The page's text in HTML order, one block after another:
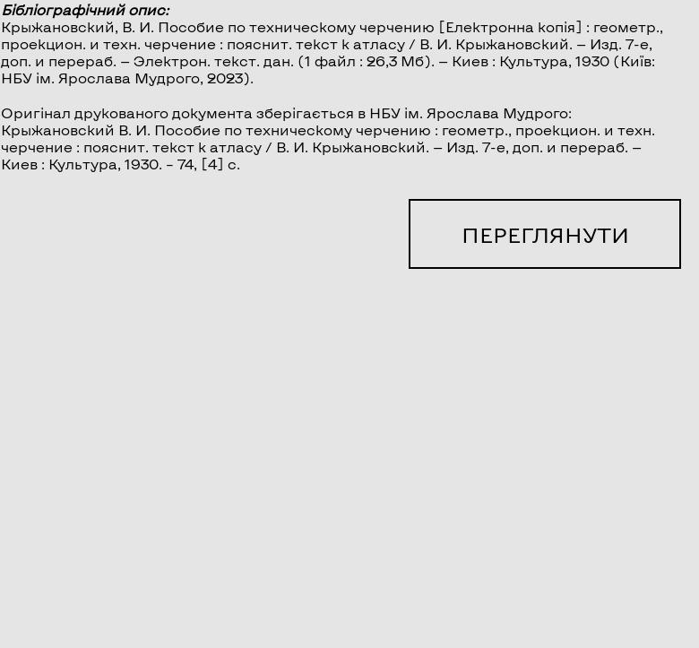
Бібліографічний опис:
Крыжановский, В. И. Пособие по техническому черчению [Електронна копія] : геометр.,
проекцион. и техн. черчение : пояснит. текст к атласу / В. И. Крыжановский. — Изд. 7-е,
доп. и перераб. — Электрон. текст. дан. (1 файл : 26,3 Мб). — Киев : Культура, 1930 (Київ:
НБУ ім. Ярослава Мудрого, 2023).
Оригінал друкованого документа зберігається в НБУ ім. Ярослава Мудрого:
Крыжановский В. И. Пособие по техническому черчению : геометр., проекцион. и техн.
черчение : пояснит. текст к атласу / В. И. Крыжановский. — Изд. 7-е, доп. и перераб. —
Киев : Культура, 1930. – 74, [4] с.
ПЕРЕГЛЯНУТИ